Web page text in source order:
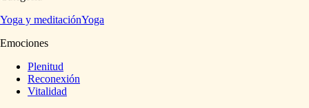
Yoga y meditaciónYoga
Emociones
Plenitud
Reconexión
Vitalidad